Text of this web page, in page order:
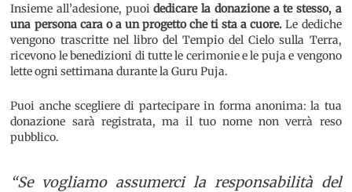
Insieme all’adesione, puoidedicare la donazione a te stesso, a
una persona cara o a un progetto che ti sta a cuore. Le dediche
vengono trascritte nel libro del Tempio del Cielo sulla Terra,
ricevono le benedizioni di tutte le cerimonie e le puja e vengono
lette ogni settimana durante la Guru Puja.
Puoi anche scegliere di partecipare in forma anonima: la tua
donazione sarà registrata, ma il tuo nome non verrà reso
pubblico.
“Se vogliamo assumerci la responsabilità del